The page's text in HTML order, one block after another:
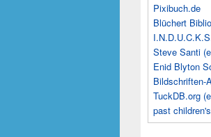
Pixibuch.de
Blüchert
Steve Santi
Enid Blyton
Bildschriften-
TuckDB.org
past